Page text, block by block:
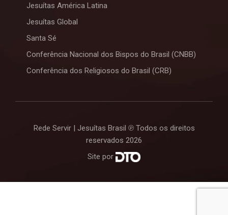
Jesuítas América Latina
Jesuítas Global
Santa Sé
Conferência Nacional dos Bispos do Brasil (CNBB)
Conferência dos Religiosos do Brasil (CRB)
Rede Servir | Jesuítas Brasil ℗ Todos os direitos
reservados 2026
Site por